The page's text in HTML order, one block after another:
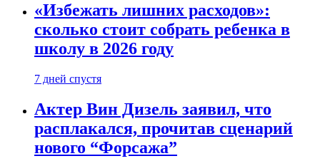
«Избежать лишних расходов»:
сколько стоит собрать ребенка в
школу в 2026 году
7 дней спустя
Актер Вин Дизель заявил, что
расплакался, прочитав сценарий
нового “Форсажа”